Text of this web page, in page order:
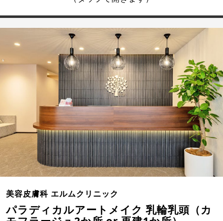
美容皮膚科 エルムクリニック
パラディカルアートメイク 乳輪乳頭（カ